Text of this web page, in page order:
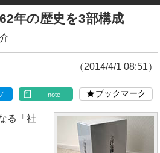
年の歴史を3部構成
（2014/4/1 08:51）
note ブックマーク
る「社